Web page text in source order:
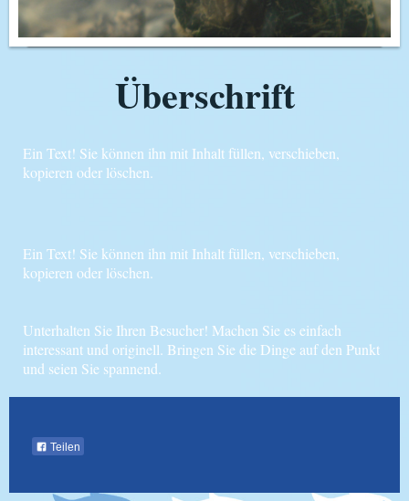
Überschrift
Ein Text! Sie können ihn mit Inhalt füllen, verschieben,
kopieren oder löschen.
Ein Text! Sie können ihn mit Inhalt füllen, verschieben,
kopieren oder löschen.
Unterhalten Sie Ihren Besucher! Machen Sie es einfach
interessant und originell. Bringen Sie die Dinge auf den Punkt
und seien Sie spannend.
Teilen